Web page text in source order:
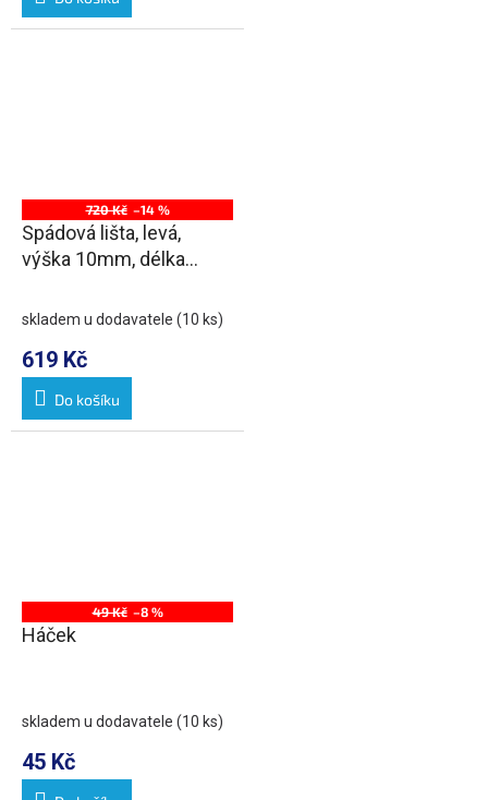
720 Kč –14 %
Spádová lišta, levá,
výška 10mm, délka
skladem u dodavatele (10 ks)
619 Kč
Do košíku
49 Kč –8 %
Háček
skladem u dodavatele (10 ks)
45 Kč